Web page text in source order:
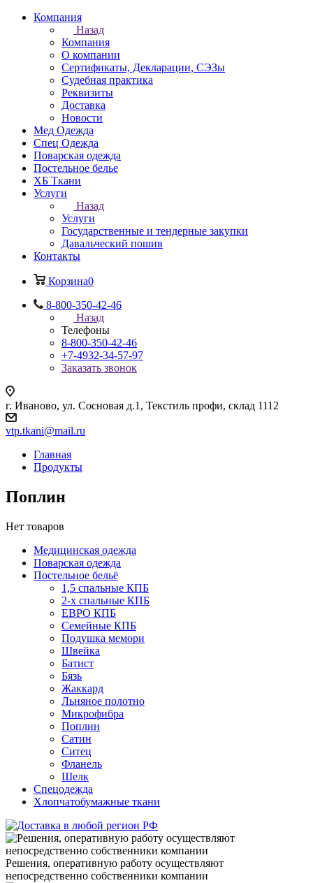
Компания
Назад
Компания
О компании
Сертификаты, Декларации, СЭЗы
Судебная практика
Реквизиты
Доставка
Новости
Мед Одежда
Спец Одежда
Поварская одежда
Постельное белье
ХБ Ткани
Услуги
Назад
Услуги
Государственные и тендерные закупки
Давальческий пошив
Контакты
Корзина0
8-800-350-42-46
Назад
Телефоны
8-800-350-42-46
+7-4932-34-57-97
Заказать звонок
г. Иваново, ул. Сосновая д.1, Текстиль профи, склад 1112
vtp.tkani@mail.ru
Главная
Продукты
Поплин
Нет товаров
Медицинская одежда
Поварская одежда
Постельное бельё
1,5 спальные КПБ
2-х спальные КПБ
ЕВРО КПБ
Семейные КПБ
Подушка мемори
Швейка
Батист
Бязь
Жаккард
Льняное полотно
Микрофибра
Поплин
Сатин
Ситец
Фланель
Шелк
Спецодежда
Хлопчатобумажные ткани
Решения, оперативную работу осуществляют
непосредственно собственники компании